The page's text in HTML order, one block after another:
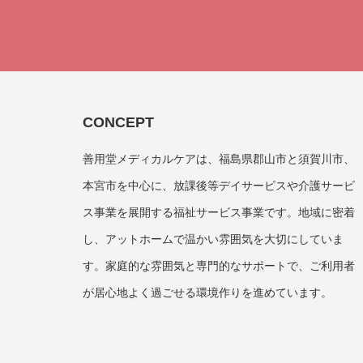
CONCEPT
善用堂メディカルケアは、福島県郡山市と須賀川市、
本宮市を中心に、放課後等デイサービスや介護サービ
ス事業を展開する福祉サービス事業です。地域に密着
し、アットホームで温かい雰囲気を大切にしていま
す。家庭的な雰囲気と専門的なサポートで、ご利用者
が居心地よく過ごせる環境作りを進めています。